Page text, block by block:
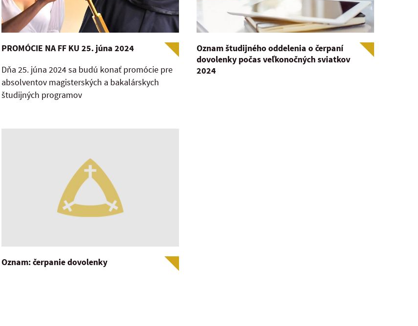
PROMÓCIE NA FF KU 25. júna 2024
Dňa 25. júna 2024 sa budú konať promócie pre
absolventov magisterských a bakalárskych
študijných programov
Oznam študijného oddelenia o čerpaní
dovolenky počas veľkonočných sviatkov
2024
Oznam: čerpanie dovolenky